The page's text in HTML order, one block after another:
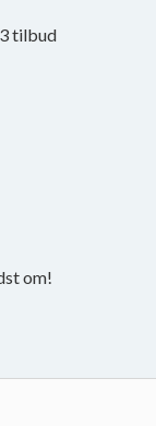
tilbud
om!